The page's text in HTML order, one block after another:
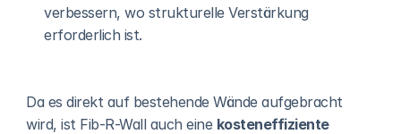
verbessern, wo strukturelle Verstärkung
erforderlich ist.
Da es direkt auf bestehende Wände aufgebracht
wird, ist Fib-R-Wall auch eine kosteneffiziente